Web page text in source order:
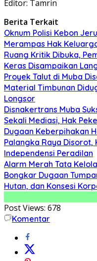
Editor: Tamrin
Berita Terkait
Oknum Polisi Kebon
Merampas Hak
Ruang Kritik Dibuka,
Keras Disampaikan
Proyek Talut di Muba
Material Timbunan
Longsor
Disnakertrans Muba
Sekali Mediasi, Hak
Dugaan Keberpihakan
Palangka Raya Disorot,
Independensi Peradilan
Alarm Merah Tata
Bongkar Dugaan
Hutan, dan Konsesi
Post Views: 678
Komentar